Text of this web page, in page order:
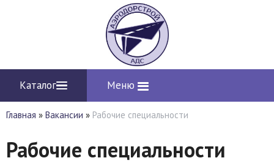
Каталог Меню
Главная » Вакансии » Рабочие специальности
Рабочие специальности